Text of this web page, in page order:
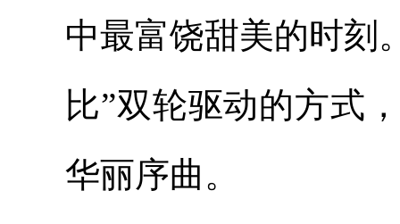
中最富饶甜美的时刻
比”双轮驱动的方式
华丽序曲。